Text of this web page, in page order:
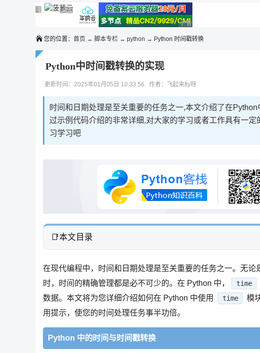
广告 商业广告，理性选择
广告 商业广告，理性选择
广告 商业广告，理性选择广告 商业广告，理性选择
广告 商业广告，理性选择
您的位置： 首页 → 脚本专栏 → python → Python 时间戳转换
Python中时间戳转换的实现
更新时间：2025年01月05日 10:33:56 作者：飞起来fly呀
时间和日期处理是至关重要的任务之一,本文介绍了在
过示例代码介绍的非常详细,对大家的学习或者工作具有一
习学习吧
本文目录
在现代编程中，时间和日期处理是至关重要的任务之一。无
时，时间的精确管理都是必不可少的。在 Python 中，
time
数据。本文将为您详细介绍如何在 Python 中使用
time
模
用提示，使您的时间处理任务事半功倍。
Python 中的时间与时间戳转换